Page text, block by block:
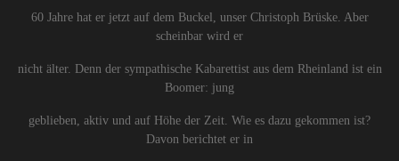
60 Jahre hat er jetzt auf dem Buckel, unser Christoph Brüske. Aber
scheinbar wird er
nicht älter. Denn der sympathische Kabarettist aus dem Rheinland ist ein
Boomer: jung
geblieben, aktiv und auf Höhe der Zeit. Wie es dazu gekommen ist?
Davon berichtet er in